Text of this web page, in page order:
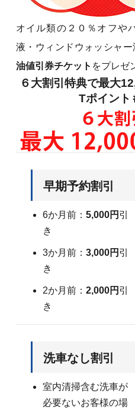
オイル類の２０％オフや
液・ウィンドウォッシャ
油値引券チケット をプレゼ
６大割引特典で最大
Tポイント
早期予約割引
6か月前： 5,000円 引
き
3か月前： 3,000円 引
き
2か月前： 2,000円 引
き
洗車なし割引
室内清掃含む洗車が
必要ないお客様の場